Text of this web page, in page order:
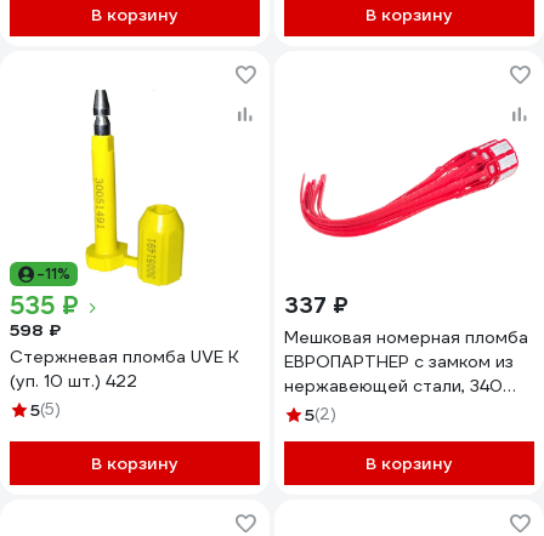
В корзину
1000шт 600806
В корзину
-11%
535 ₽
598 ₽
Стержневая пломба UVE K
(уп. 10 шт.) 422
5(5)
В корзину
337 ₽
Мешковая номерная пломба
ЕВРОПАРТНЕР с замком из
нержавеющей стали, 340
мм, 10 штук 3 0010 8
5(2)
В корзину